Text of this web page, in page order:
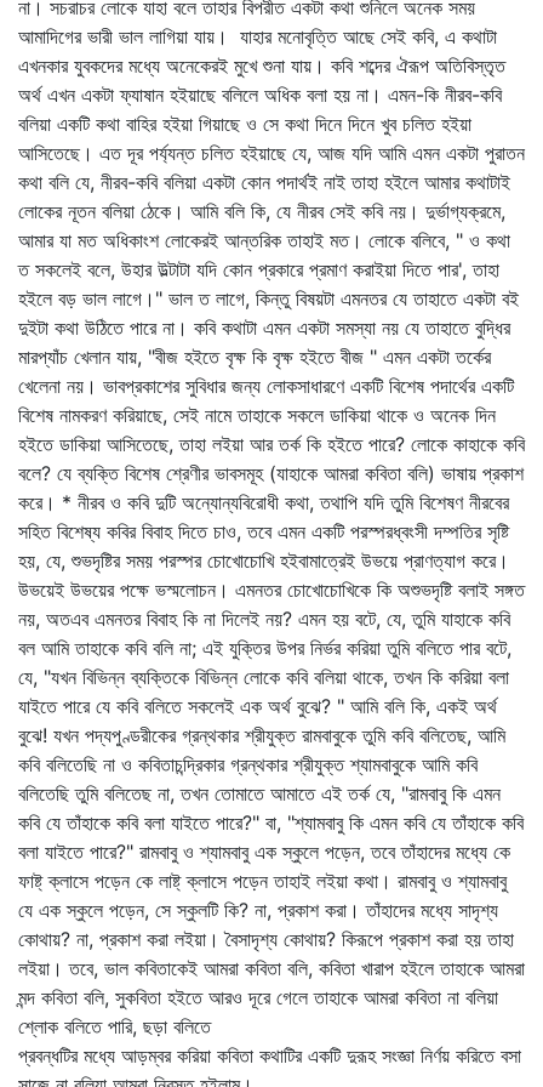
না। সচরাচর লোকে যাহা বলে তাহার বিপরীত একটা কথা শুনিলে অনেক সময়
আমাদিগের ভারী ভাল লাগিয়া যায়। যাহার মনোবৃত্তি আছে সেই কবি, এ কথাটা
এখনকার যুবকদের মধ্যে অনেকেরই মুখে শুনা যায়। কবি শব্দের ঐরূপ অতিবিস্তৃত
অর্থ এখন একটা ফ্যাষান হইয়াছে বলিলে অধিক বলা হয় না। এমন-কি নীরব-কবি
বলিয়া একটি কথা বাহির হইয়া গিয়াছে ও সে কথা দিনে দিনে খুব চলিত হইয়া
আসিতেছে। এত দূর পর্য্যন্ত চলিত হইয়াছে যে, আজ যদি আমি এমন একটা পুরাতন
কথা বলি যে, নীরব-কবি বলিয়া একটা কোন পদার্থই নাই তাহা হইলে আমার কথাটাই
লোকের নূতন বলিয়া ঠেকে। আমি বলি কি, যে নীরব সেই কবি নয়। দুর্ভাগ্যক্রমে,
আমার যা মত অধিকাংশ লোকেরই আন্তরিক তাহাই মত। লোকে বলিবে, " ও কথা
ত সকলেই বলে, উহার উল্টাটা যদি কোন প্রকারে প্রমাণ করাইয়া দিতে পার', তাহা
হইলে বড় ভাল লাগে।" ভাল ত লাগে, কিন্তু বিষয়টা এমনতর যে তাহাতে একটা বই
দুইটা কথা উঠিতে পারে না। কবি কথাটা এমন একটা সমস্যা নয় যে তাহাতে বুদ্ধির
মারপ্যাঁচ খেলান যায়, "বীজ হইতে বৃক্ষ কি বৃক্ষ হইতে বীজ " এমন একটা তর্কের
খেলেনা নয়। ভাবপ্রকাশের সুবিধার জন্য লোকসাধারণে একটি বিশেষ পদার্থের একটি
বিশেষ নামকরণ করিয়াছে, সেই নামে তাহাকে সকলে ডাকিয়া থাকে ও অনেক দিন
হইতে ডাকিয়া আসিতেছে, তাহা লইয়া আর তর্ক কি হইতে পারে? লোকে কাহাকে কবি
বলে? যে ব্যক্তি বিশেষ শ্রেণীর ভাবসমূহ (যাহাকে আমরা কবিতা বলি) ভাষায় প্রকাশ
করে। * নীরব ও কবি দুটি অন্যোন্যবিরোধী কথা, তথাপি যদি তুমি বিশেষণ নীরবের
সহিত বিশেষ্য কবির বিবাহ দিতে চাও, তবে এমন একটি পরস্পরধ্বংসী দম্পতির সৃষ্টি
হয়, যে, শুভদৃষ্টির সময় পরস্পর চোখোচোখি হইবামাত্রেই উভয়ে প্রাণত্যাগ করে।
উভয়েই উভয়ের পক্ষে ভস্মলোচন। এমনতর চোখোচোখিকে কি অশুভদৃষ্টি বলাই সঙ্গত
নয়, অতএব এমনতর বিবাহ কি না দিলেই নয়? এমন হয় বটে, যে, তুমি যাহাকে কবি
বল আমি তাহাকে কবি বলি না; এই যুক্তির উপর নির্ভর করিয়া তুমি বলিতে পার বটে,
যে, "যখন বিভিন্ন ব্যক্তিকে বিভিন্ন লোকে কবি বলিয়া থাকে, তখন কি করিয়া বলা
যাইতে পারে যে কবি বলিতে সকলেই এক অর্থ বুঝে? " আমি বলি কি, একই অর্থ
বুঝে! যখন পদ্যপুণ্ডরীকের গ্রন্থকার শ্রীযুক্ত রামবাবুকে তুমি কবি বলিতেছ, আমি
কবি বলিতেছি না ও কবিতাচন্দ্রিকার গ্রন্থকার শ্রীযুক্ত শ্যামবাবুকে আমি কবি
বলিতেছি তুমি বলিতেছ না, তখন তোমাতে আমাতে এই তর্ক যে, "রামবাবু কি এমন
কবি যে তাঁহাকে কবি বলা যাইতে পারে?" বা, "শ্যামবাবু কি এমন কবি যে তাঁহাকে কবি
বলা যাইতে পারে?" রামবাবু ও শ্যামবাবু এক স্কুলে পড়েন, তবে তাঁহাদের মধ্যে কে
ফাষ্ট্‌ ক্লাসে পড়েন কে লাষ্ট্‌ ক্লাসে পড়েন তাহাই লইয়া কথা। রামবাবু ও শ্যামবাবু
যে এক স্কুলে পড়েন, সে স্কুলটি কি? না, প্রকাশ করা। তাঁহাদের মধ্যে সাদৃশ্য
কোথায়? না, প্রকাশ করা লইয়া। বৈসাদৃশ্য কোথায়? কিরূপে প্রকাশ করা হয় তাহা
লইয়া। তবে, ভাল কবিতাকেই আমরা কবিতা বলি, কবিতা খারাপ হইলে তাহাকে আমরা
মন্দ কবিতা বলি, সুকবিতা হইতে আরও দূরে গেলে তাহাকে আমরা কবিতা না বলিয়া
শ্লোক বলিতে পারি, ছড়া বলিতে
প্রবন্ধটির মধ্যে আড়ম্বর করিয়া কবিতা কথাটির একটি দুরূহ সংজ্ঞা নির্ণয় করিতে বসা